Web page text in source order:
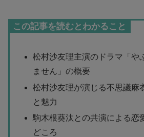
この記事を読むとわかること
松村沙友理主演のドラマ「や
ません」の概要
松村沙友理が演じる不思議麻
と魅力
駒木根葵汰との共演による恋
どころ